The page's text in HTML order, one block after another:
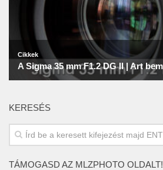
KERESÉS
TÁMOGASD AZ MLZPHOTO OLDALT!